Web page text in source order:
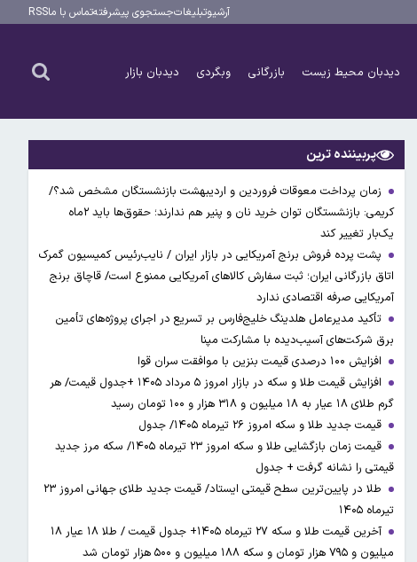
آرشیوتبلیغاتجستجوی پیشرفتهتماس با ماRSS
دیدبان محیط زیست بازرگانی وبگردی دیدبان بازار
پربیننده ترین
زمان پرداخت معوقات فروردین و اردیبهشت بازنشستگان مشخص شد؟/
کریمی: بازنشستگان توان خرید نان و پنیر هم ندارند؛ حقوق‌ها باید ۲ماه
یک‌بار تغییر کند
پشت پرده فروش برنج آمریکایی در بازار ایران / نایب‌رئیس کمیسیون گمرک
اتاق بازرگانی ایران؛ ثبت سفارش کالاهای آمریکایی ممنوع است/ قاچاق برنج
آمریکایی صرفه اقتصادی ندارد
تأکید مدیرعامل هلدینگ خلیج‌فارس بر تسریع در اجرای پروژه‌های تأمین
برق شرکت‌های آسیب‌دیده با مشارکت مپنا
افزایش ۱۰۰ درصدی قیمت بنزین با موافقت سران قوا
افزایش قیمت طلا و سکه در بازار امروز ۵ مرداد ۱۴۰۵ +جدول قیمت/ هر
گرم طلای ۱۸ عیار به ۱۸ میلیون و ۳۱۸ هزار و ۱۰۰ تومان رسید
قیمت جدید طلا و سکه امروز ۲۶ تیرماه ۱۴۰۵/ جدول
قیمت زمان بازگشایی طلا و سکه امروز ۲۳ تیرماه ۱۴۰۵/ سکه مرز جدید
قیمتی را نشانه گرفت + جدول
طلا در پایین‌ترین سطح قیمتی ایستاد/ قیمت جدید طلای جهانی امروز ۲۳
تیرماه ۱۴۰۵
آخرین قیمت طلا و سکه ۲۷ تیرماه ۱۴۰۵+ جدول قیمت / طلا ۱۸ عیار ۱۸
میلیون و ۷۹۵ هزار تومان و سکه ۱۸۸ میلیون و ۵۰۰ هزار تومان شد